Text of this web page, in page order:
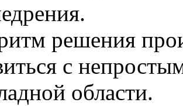
решения
с
области.